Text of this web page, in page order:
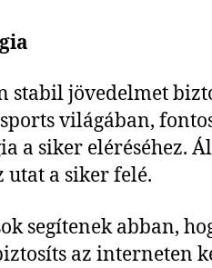
stabil jövedelmet
világában,
a siker eléréséhez.
utat a siker felé.
segítenek abban,
az interneten